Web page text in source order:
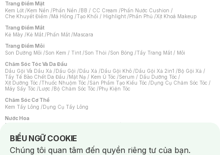
Trang Điểm Mặt
Kem Lót /Kem Nền /Phấn Nền /BB / CC Cream /Phấn Nước Cushion /
Che Khuyết Điểm /Má Hồng /Tạo Khối / Highlight /Phấn Phủ /Xịt Khoá Makeup
Trang Điểm Mắt
Kẻ Mày /Kẻ Mắt /Phấn Mắt /Mascara
Trang Điểm Môi
Son Dưỡng Môi /Son Kem / Tint /Son Thỏi /Son Bóng /Tẩy Trang Mắt / Môi
Chăm Sóc Tóc Và Da Đầu
Dầu Gội Và Dầu Xả /Dầu Gội /Dầu Xả /Dầu Gội Khô /Dầu Gội Xả 2in1 /Bộ Gội Xả /
Tẩy Tế Bào Chết Da Đầu /Mặt Nạ / Kem Ủ Tóc /Serum / Dầu Dưỡng Tóc /
Xịt Dưỡng Tóc /Thuốc Nhuộm Tóc /Sản Phẩm Tạo Kiểu Tóc /Dụng Cụ Chăm Sóc Tóc /
Máy Sấy Tóc /Lược /Bộ Chăm Sóc Tóc /Phụ Kiện Tóc
Chăm Sóc Cơ Thể
Kem Tẩy Lông /Dụng Cụ Tẩy Lông
Nước Hoa
Nước Hoa Nữ
Chăm Sóc Cá Nhân
Chống Muỗi /Khẩu Trang /Máy Massage/Mặt Nạ Xông Hơi /Nước Rửa Tay/
BIỂU NGỮ COOKIE
Notice about cookies usage
Chúng tôi quan tâm đến quyền riêng tư của bạn.